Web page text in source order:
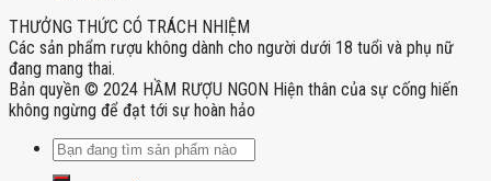
THƯỞNG THỨC CÓ TRÁCH NHIỆM
Các sản phẩm rượu không dành cho người dưới 18 tuổi và phụ nữ
đang mang thai.
Bản quyền © 2024 HẦM RƯỢU NGON Hiện thân của sự cống hiến
không ngừng để đạt tới sự hoàn hảo
Tìm
kiếm: